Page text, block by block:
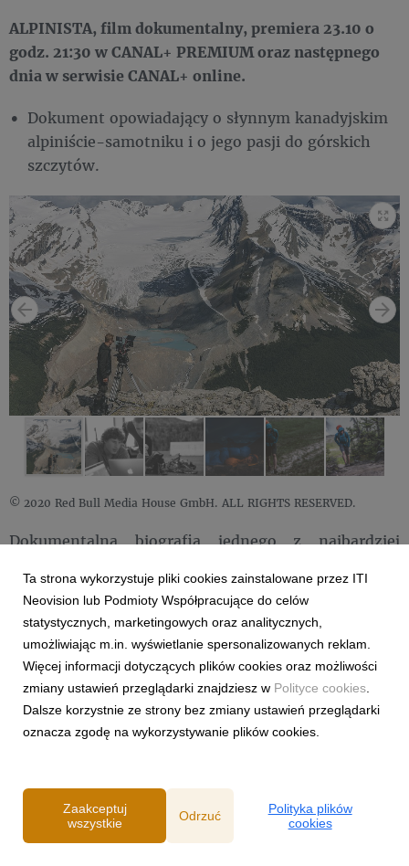
ALPINISTA, film dokumentalny, premiera 23.10 o
godz. 21:30 w CANAL+ PREMIUM oraz następnego
dnia w serwisie CANAL+ online.
Dokument opowiadający o słynnym kanadyjskim
alpiniście-samotniku i o jego pasji do górskich
szczytów.
© 2020 Red Bull Media House GmbH. ALL RIGHTS RESERVED.
Dokumentalna biografia jednego z najbardziej
jakim był Marc-Andre Leclerc. Ten urodzony w 1992
r. kanadyjski alpinista nigdy nie zabiegał o sławę i
popularność. W czasach gdy górskie wspinaczki stały
się popularnym sportem pełnym sponsorów, kamer i
różnego rodzaju atrakcji Leclerc traktował je jako
swoją cichą, prywatną pasję. Pokonywał
najtrudniejsze ściany górskie obu Ameryk, ale
Gdy Peter Mortimer, jeden z ważniejszych
dokumentalistów specjalizujących się w filmach o
wspinaniu usłyszał o nim, zdecydował się spróbować
Ta strona wykorzystuje pliki cookies zainstalowane przez ITI
Neovision lub Podmioty Współpracujące do celów
statystycznych, marketingowych oraz analitycznych,
umożliwiając m.in. wyświetlanie spersonalizowanych reklam.
Więcej informacji dotyczących plików cookies oraz możliwości
zmiany ustawień przeglądarki znajdziesz w Polityce cookies
Dalsze korzystnie ze strony bez zmiany ustawień przeglądarki
oznacza zgodę na wykorzystywanie plików cookies.
Zaakceptuj
wszystkie
Odrzuć
Polityka plików
cookies